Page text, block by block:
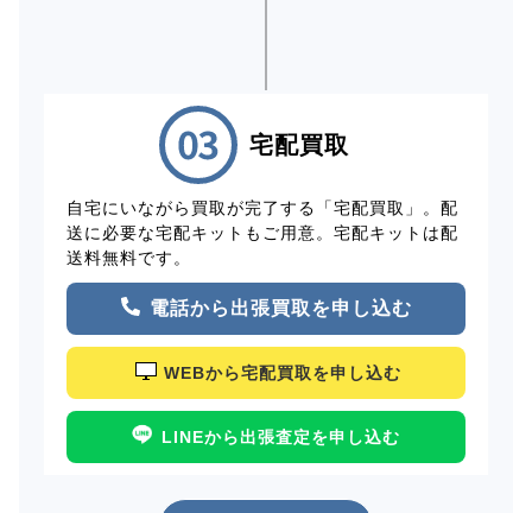
宅配買取
自宅にいながら買取が完了する「宅配買取」。配
送に必要な宅配キットもご用意。宅配キットは配
送料無料です。
電話から出張買取を申し込む
WEBから宅配買取を申し込む
LINEから出張査定を申し込む